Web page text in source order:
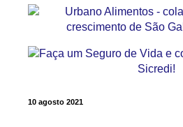
10 agosto 2021